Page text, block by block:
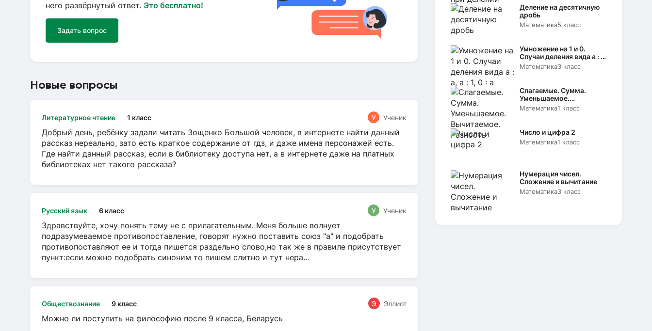
Деление на десятичную
дробь
Математика5 класс
Умножение на 1 и 0.
Случаи деления вида а : а,
а : 1, 0 : а
Математика3 класс
Слагаемые. Сумма.
Уменьшаемое.
Вычитаемое. Разность
Математика1 класс
Число и цифра 2
Математика1 класс
Нумерация чисел.
Сложение и вычитание
Математика3 класс
него развёрнутый ответ. Это бесплатно!
Задать вопрос
Новые вопросы
Литературное чтение 1 класс У Ученик
Добрый день, ребёнку задали читать Зощенко Большой человек, в интернете найти данный
рассказ нереально, зато есть краткое содержание от гдз, и даже имена персонажей есть.
Где найти данный рассказ, если в библиотеку доступа нет, а в интернете даже на платных
библиотеках нет такого рассказа?
Русский язык 6 класс У Ученик
Здравствуйте, хочу понять тему не с прилагательным. Меня больше волнует
подразумеваемое противопоставление, говорят нужно поставить союз "а" и подобрать
противопоставляют ее и тогда пишется раздельно слово,но так же в правиле присутствует
пункт:если можно подобрать синоним то пишем слитно и тут нера...
Обществознание 9 класс Э Эллиот
Можно ли поступить на философию после 9 класса, Беларусь